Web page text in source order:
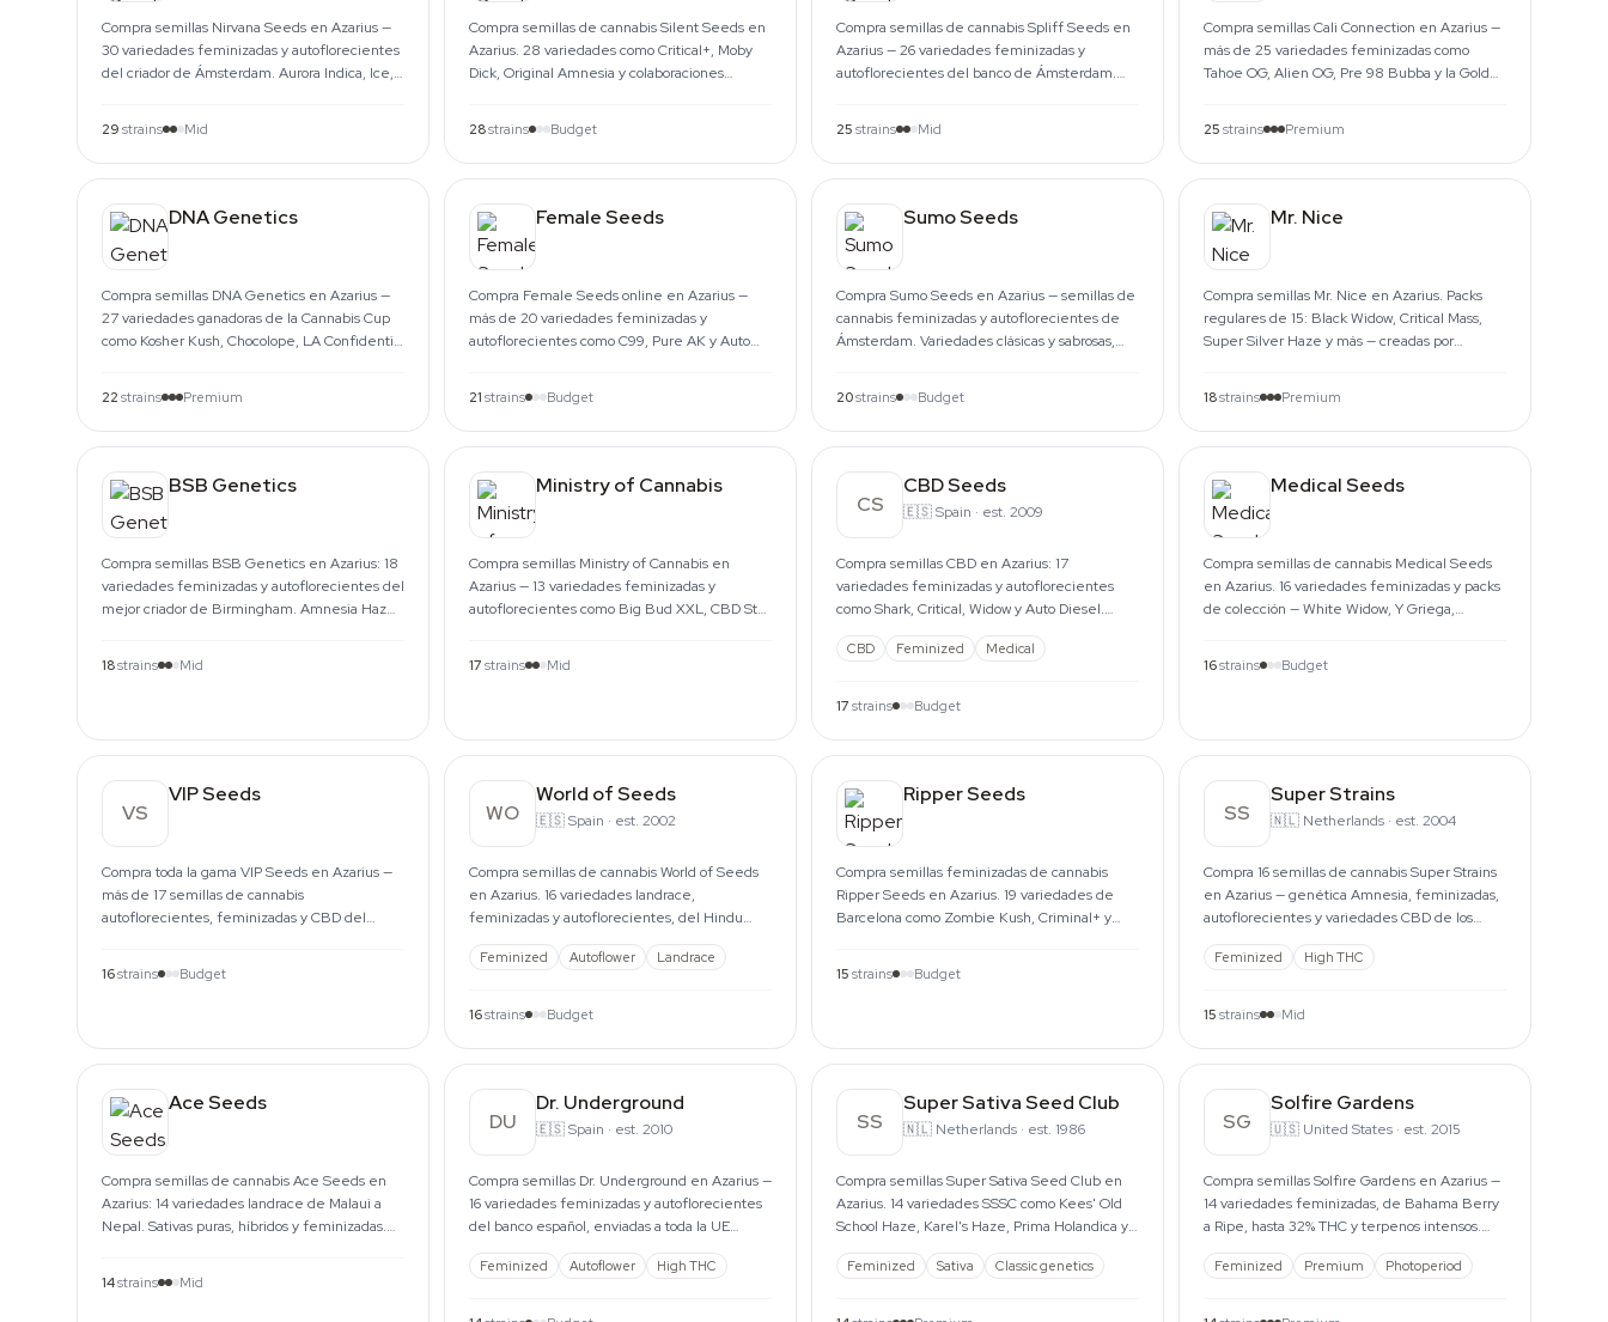
Compra semillas Nirvana Seeds en Azarius —
30 variedades feminizadas y autoflorecientes
del criador de Ámsterdam. Aurora Indica, Ice,
29 strains Mid
Compra semillas de cannabis Silent Seeds en
Azarius. 28 variedades como Critical+, Moby
Dick, Original Amnesia y colaboraciones
28strains Budget
Compra semillas de cannabis Spliff Seeds en
Azarius — 26 variedades feminizadas y
autoflorecientes del banco de Ámsterdam.
25 strains Mid
Compra semillas Cali Connection en Azarius —
más de 25 variedades feminizadas como
Tahoe OG, Alien OG, Pre 98 Bubba y la Gold
25 strains Premium
DNA Genetics
Compra semillas DNA Genetics en Azarius —
27 variedades ganadoras de la Cannabis Cup
como Kosher Kush, Chocolope, LA Confidential
22 strains Premium
Female Seeds
Compra Female Seeds online en Azarius —
más de 20 variedades feminizadas y
autoflorecientes como C99, Pure AK y Auto
21 strains Budget
Sumo Seeds
Compra Sumo Seeds en Azarius — semillas de
cannabis feminizadas y autoflorecientes de
Ámsterdam. Variedades clásicas y sabrosas,
20strains Budget
Mr. Nice
Compra semillas Mr. Nice en Azarius. Packs
regulares de 15: Black Widow, Critical Mass,
Super Silver Haze y más — creadas por
18strains Premium
BSB Genetics
Compra semillas BSB Genetics en Azarius: 18
variedades feminizadas y autoflorecientes del
mejor criador de Birmingham. Amnesia Haze,
18strains Mid
Ministry of Cannabis
Compra semillas Ministry of Cannabis en
Azarius — 13 variedades feminizadas y
autoflorecientes como Big Bud XXL, CBD Star
17 strains Mid
CS
CBD Seeds
🇪🇸Spain · est. 2009
Compra semillas CBD en Azarius: 17
variedades feminizadas y autoflorecientes
como Shark, Critical, Widow y Auto Diesel.
Envío rápido.
CBD Feminized Medical
17 strains Budget
Medical Seeds
Compra semillas de cannabis Medical Seeds
en Azarius. 16 variedades feminizadas y packs
de colección — White Widow, Y Griega,
16strains Budget
VS
VIP Seeds
Compra toda la gama VIP Seeds en Azarius —
más de 17 semillas de cannabis
autoflorecientes, feminizadas y CBD del
16strains Budget
WO
World of Seeds
🇪🇸Spain · est. 2002
Compra semillas de cannabis World of Seeds
en Azarius. 16 variedades landrace,
feminizadas y autoflorecientes, del Hindu
Kush a Colombia. Envíos por la UE.
Feminized Autoflower Landrace
16strains Budget
Ripper Seeds
Compra semillas feminizadas de cannabis
Ripper Seeds en Azarius. 19 variedades de
Barcelona como Zombie Kush, Criminal+ y
15 strains Budget
SS
Super Strains
🇳🇱 Netherlands · est. 2004
Compra 16 semillas de cannabis Super Strains
en Azarius — genética Amnesia, feminizadas,
autoflorecientes y variedades CBD de los
breeders de Ámsterdam.
Feminized High THC
15 strains Mid
Ace Seeds
Compra semillas de cannabis Ace Seeds en
Azarius: 14 variedades landrace de Malaui a
Nepal. Sativas puras, híbridos y feminizadas.
14strains Mid
DU
Dr. Underground
🇪🇸Spain · est. 2010
Compra semillas Dr. Underground en Azarius —
16 variedades feminizadas y autoflorecientes
del banco español, enviadas a toda la UE
desde 1999.
Feminized Autoflower High THC
SS
Super Sativa Seed Club
🇳🇱 Netherlands · est. 1986
Compra semillas Super Sativa Seed Club en
Azarius. 14 variedades SSSC como Kees' Old
School Haze, Karel's Haze, Prima Holandica y
Auto Creeper.
Feminized Sativa Classic genetics
SG
Solfire Gardens
🇺🇸 United States · est. 2015
Compra semillas Solfire Gardens en Azarius —
14 variedades feminizadas, de Bahama Berry
a Ripe, hasta 32% THC y terpenos intensos.
Pide online.
Feminized Premium Photoperiod